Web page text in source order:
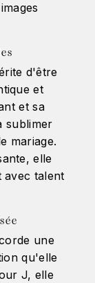
d'être
et
et sa
sublimer
mariage.
elle
avec talent
une
qu'elle
J, elle